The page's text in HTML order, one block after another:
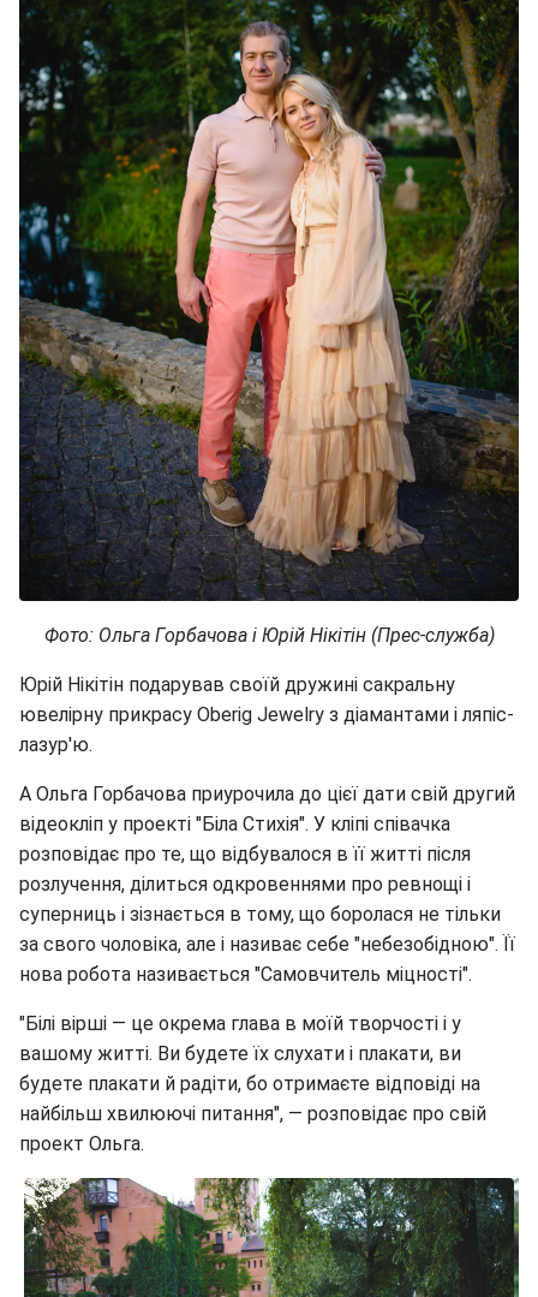
Фото: Ольга Горбачова і Юрій Нікітін (Прес-служба)
Юрій Нікітін подарував своїй дружині сакральну
ювелірну прикрасу Oberig Jewelry з діамантами і ляпіс-
лазур'ю.
А Ольга Горбачова приурочила до цієї дати свій другий
відеокліп у проекті "Біла Стихія". У кліпі співачка
розповідає про те, що відбувалося в її житті після
розлучення, ділиться одкровеннями про ревнощі і
суперниць і зізнається в тому, що боролася не тільки
за свого чоловіка, але і називає себе "небезобідною". Її
нова робота називається "Самовчитель міцності".
"Білі вірші — це окрема глава в моїй творчості і у
вашому житті. Ви будете їх слухати і плакати, ви
будете плакати й радіти, бо отримаєте відповіді на
найбільш хвилюючі питання", — розповідає про свій
проект Ольга.